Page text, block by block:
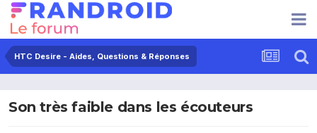
HTC Desire - Aides, Questions & Réponses
Son très faible dans les écouteurs